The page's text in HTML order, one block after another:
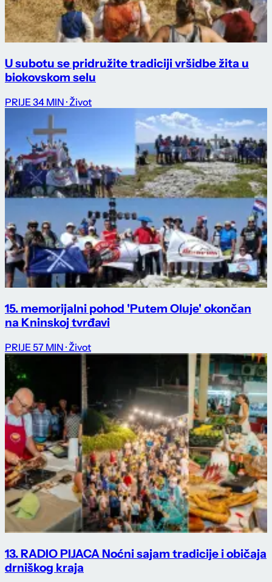
U subotu se pridružite tradiciji vršidbe žita u
biokovskom selu
PRIJE 34 MIN · Život
15. memorijalni pohod 'Putem Oluje' okončan
na Kninskoj tvrđavi
PRIJE 57 MIN · Život
13. RADIO PIJACA Noćni sajam tradicije i običaja
drniškog kraja